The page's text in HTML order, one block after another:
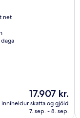
net
Verðið
er
17.907 kr.
17.907 kr.
inniheldur skatta og gjöld
7. sep. - 8. sep.